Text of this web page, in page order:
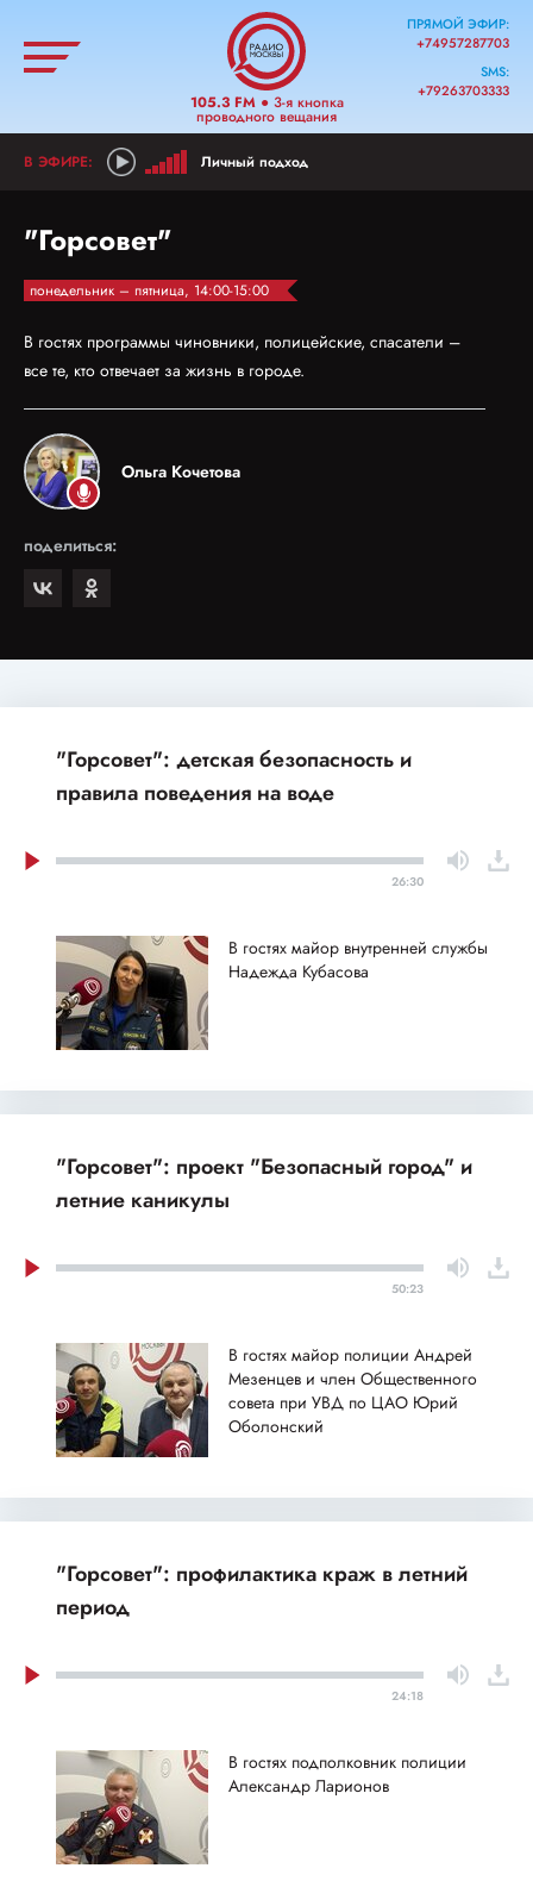
105.3 FM● 3-я кнопка
проводного вещания
ПРЯМОЙ ЭФИР:
+74957287703
SMS:
+79263703333
Личный подход
"Горсовет"
понедельник – пятница, 14:00-15:00
В гостях программы чиновники, полицейские, спасатели –
все те, кто отвечает за жизнь в городе.
Ольга Кочетова
поделиться:
"Горсовет": детская безопасность и
правила поведения на воде
26:30
В гостях майор внутренней службы
Надежда Кубасова
"Горсовет": проект "Безопасный город" и
летние каникулы
50:23
В гостях майор полиции Андрей
Мезенцев и член Общественного
совета при УВД по ЦАО Юрий
Оболонский
"Горсовет": профилактика краж в летний
период
24:18
В гостях подполковник полиции
Александр Ларионов